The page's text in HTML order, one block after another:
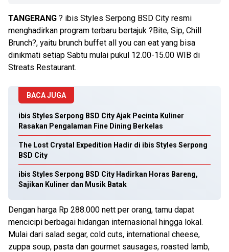
TANGERANG ? ibis Styles Serpong BSD City resmi
menghadirkan program terbaru bertajuk ?Bite, Sip, Chill
Brunch?, yaitu brunch buffet all you can eat yang bisa
dinikmati setiap Sabtu mulai pukul 12.00-15.00 WIB di
Streats Restaurant.
BACA JUGA
ibis Styles Serpong BSD City Ajak Pecinta Kuliner
Rasakan Pengalaman Fine Dining Berkelas
The Lost Crystal Expedition Hadir di ibis Styles Serpong
BSD City
ibis Styles Serpong BSD City Hadirkan Horas Bareng,
Sajikan Kuliner dan Musik Batak
Dengan harga Rp 288.000 nett per orang, tamu dapat
mencicipi berbagai hidangan internasional hingga lokal.
Mulai dari salad segar, cold cuts, international cheese,
zuppa soup, pasta dan gourmet sausages, roasted lamb,